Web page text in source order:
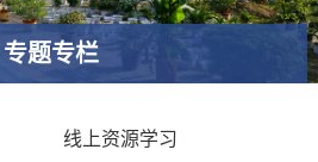
专题专栏
线上资源学习